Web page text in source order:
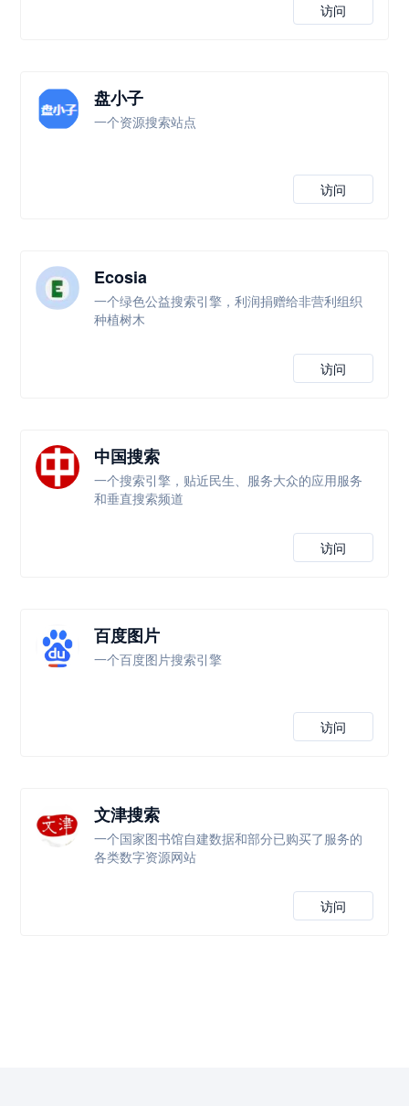
访问
盘小子
一个资源搜索站点
访问
Ecosia
一个绿色公益搜索引擎，利润捐赠给非营利组织
种植树木
访问
中国搜索
一个搜索引擎，贴近民生、服务大众的应用服务
和垂直搜索频道
访问
百度图片
一个百度图片搜索引擎
访问
文津搜索
一个国家图书馆自建数据和部分已购买了服务的
各类数字资源网站
访问